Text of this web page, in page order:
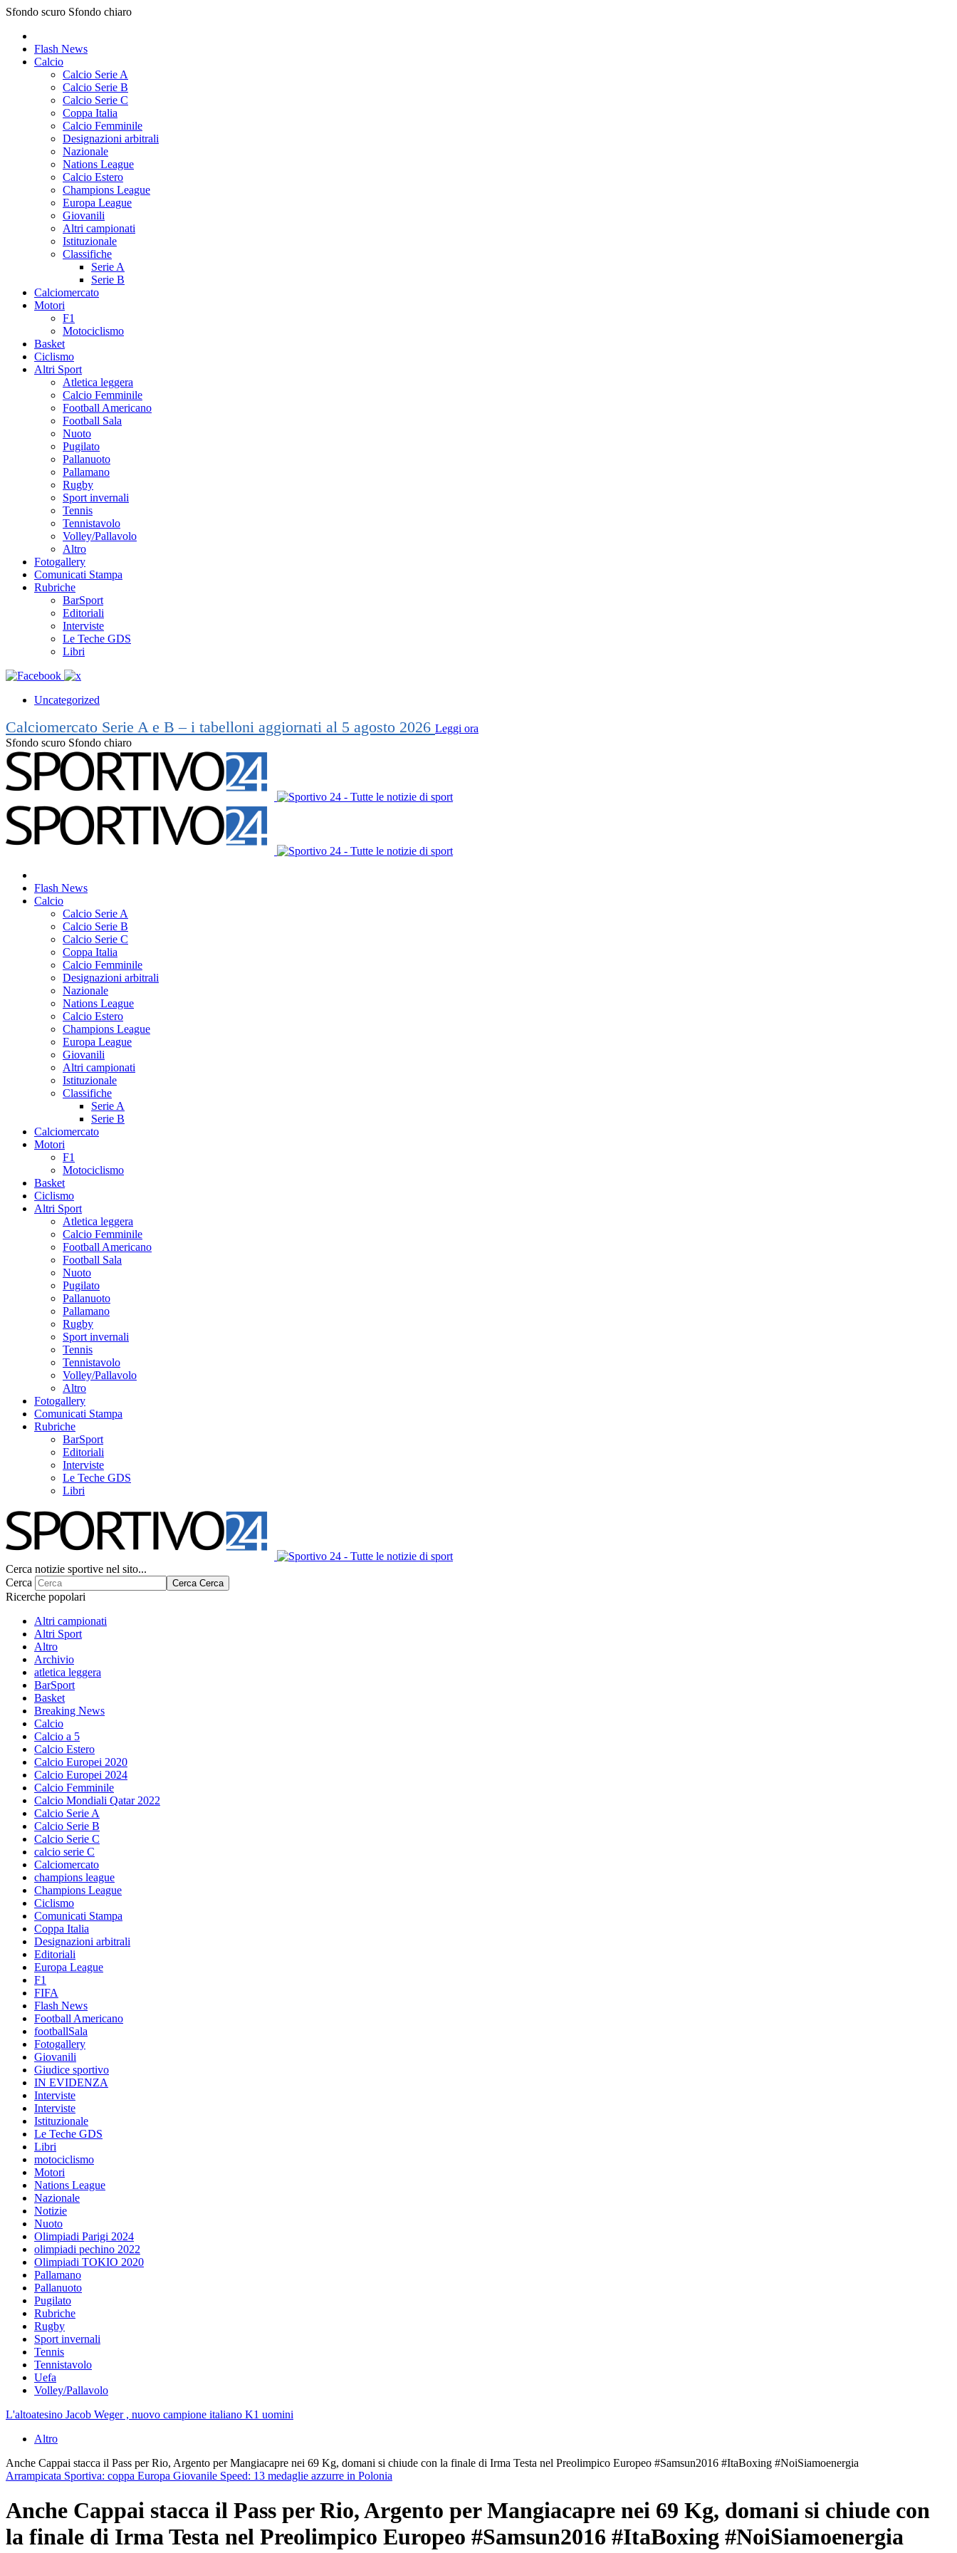
Sfondo scuro Sfondo chiaro
Flash News
Calcio
Calcio Serie A
Calcio Serie B
Calcio Serie C
Coppa Italia
Calcio Femminile
Designazioni arbitrali
Nazionale
Nations League
Calcio Estero
Champions League
Europa League
Giovanili
Altri campionati
Istituzionale
Classifiche
Serie A
Serie B
Calciomercato
Motori
F1
Motociclismo
Basket
Ciclismo
Altri Sport
Atletica leggera
Calcio Femminile
Football Americano
Football Sala
Nuoto
Pugilato
Pallanuoto
Pallamano
Rugby
Sport invernali
Tennis
Tennistavolo
Volley/Pallavolo
Altro
Fotogallery
Comunicati Stampa
Rubriche
BarSport
Editoriali
Interviste
Le Teche GDS
Libri
Uncategorized
Calciomercato Serie A e B – i tabelloni aggiornati al 5 agosto 2026 Leggi ora
Sfondo scuro Sfondo chiaro
Flash News
Calcio
Calcio Serie A
Calcio Serie B
Calcio Serie C
Coppa Italia
Calcio Femminile
Designazioni arbitrali
Nazionale
Nations League
Calcio Estero
Champions League
Europa League
Giovanili
Altri campionati
Istituzionale
Classifiche
Serie A
Serie B
Calciomercato
Motori
F1
Motociclismo
Basket
Ciclismo
Altri Sport
Atletica leggera
Calcio Femminile
Football Americano
Football Sala
Nuoto
Pugilato
Pallanuoto
Pallamano
Rugby
Sport invernali
Tennis
Tennistavolo
Volley/Pallavolo
Altro
Fotogallery
Comunicati Stampa
Rubriche
BarSport
Editoriali
Interviste
Le Teche GDS
Libri
Cerca notizie sportive nel sito...
Cerca
Cerca Cerca
Ricerche popolari
Altri campionati
Altri Sport
Altro
Archivio
atletica leggera
BarSport
Basket
Breaking News
Calcio
Calcio a 5
Calcio Estero
Calcio Europei 2020
Calcio Europei 2024
Calcio Femminile
Calcio Mondiali Qatar 2022
Calcio Serie A
Calcio Serie B
Calcio Serie C
calcio serie C
Calciomercato
champions league
Champions League
Ciclismo
Comunicati Stampa
Coppa Italia
Designazioni arbitrali
Editoriali
Europa League
F1
FIFA
Flash News
Football Americano
footballSala
Fotogallery
Giovanili
Giudice sportivo
IN EVIDENZA
Interviste
Interviste
Istituzionale
Le Teche GDS
Libri
motociclismo
Motori
Nations League
Nazionale
Notizie
Nuoto
Olimpiadi Parigi 2024
olimpiadi pechino 2022
Olimpiadi TOKIO 2020
Pallamano
Pallanuoto
Pugilato
Rubriche
Rugby
Sport invernali
Tennis
Tennistavolo
Uefa
Volley/Pallavolo
L'altoatesino Jacob Weger , nuovo campione italiano K1 uomini
Altro
Anche Cappai stacca il Pass per Rio, Argento per Mangiacapre nei 69 Kg, domani si chiude con la finale di Irma Testa nel Preolimpico Europeo #Samsun2016 #ItaBoxing #NoiSiamoenergia
Arrampicata Sportiva: coppa Europa Giovanile Speed: 13 medaglie azzurre in Polonia
Anche Cappai stacca il Pass per Rio, Argento per Mangiacapre nei 69 Kg, domani si chiude con
la finale di Irma Testa nel Preolimpico Europeo #Samsun2016 #ItaBoxing #NoiSiamoenergia